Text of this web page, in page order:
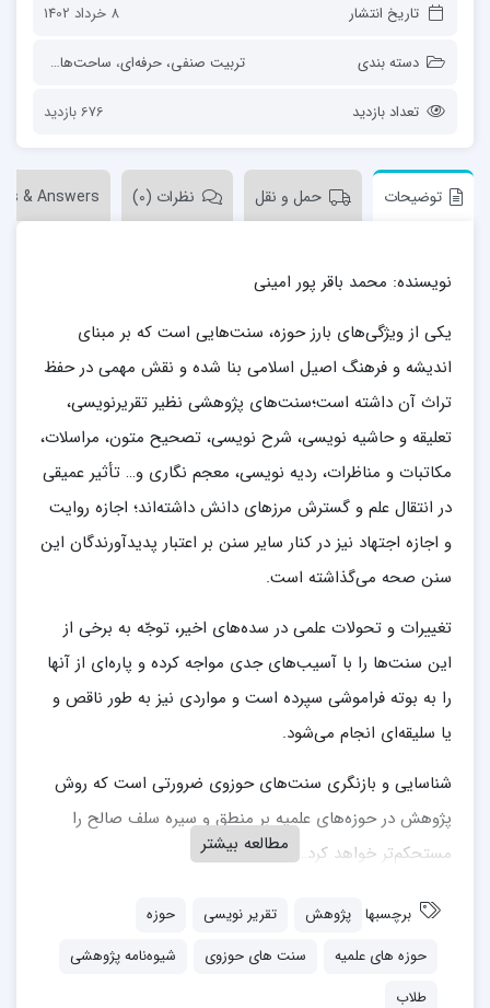
تاریخ انتشار 8 خرداد 1402
دسته بندی تربیت صنفی، حرفه‌ای، ساحت‌های تربیت
تعداد بازدید 676 بازدید
توضیحات حمل و نقل نظرات (0) & Answers
نویسنده: محمد باقر پور امینی
یکی از ویژگی‌های بارز حوزه، سنت‌هایی است که بر مبنای
اندیشه و فرهنگ اصیل اسلامی بنا شده و نقش مهمی در حفظ
تراث آن داشته است؛سنت‌های پژوهشی نظیر تقریرنویسی،
تعلیقه و حاشیه نویسی، شرح نویسی، تصحیح متون، مراسلات،
مکاتبات و مناظرات، ردیه نویسی، معجم نگاری و… تأثیر عمیقی
در انتقال علم و گسترش مرزهای دانش داشته‌اند؛ اجازه روایت
و اجازه اجتهاد نیز در کنار سایر سنن بر اعتبار پدیدآورندگان این
سنن صحه می‌گذاشته است.
تغییرات و تحولات علمی در سده‌های اخیر، توجّه به برخی از
این سنت‌ها را با آسیب‌های جدی مواجه کرده و پاره‌ای از آنها
را به بوته فراموشی سپرده است و مواردی نیز به طور ناقص و
یا سلیقه‌ای انجام می‌شود.
شناسایی و بازنگری سنت‌های حوزوی ضرورتی است که روش
پژوهش در حوزه‌های علمیه بر منطق و سیره سلف صالح را
مستحکم‌تر خواهد کرد…
برای خرید این کتاب می توانید از این پیوند اقدام نمایید:
احیای سنت های پژوهشی در حوزه های علمیه
مطالعه بیشتر
برچسبها پژوهش تقریر نویسی
حوزه
حوزه های علمیه
سنت های حوزوی
شیوه‌نامه پژوهشی
طلاب